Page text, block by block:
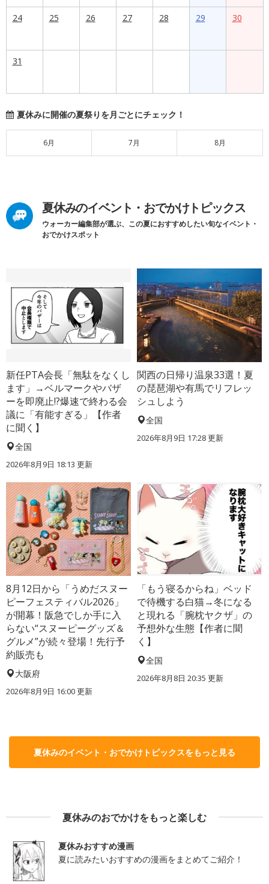
24 25 26 27 28 29 30
31
夏休みに開催の夏祭りを月ごとにチェック！
6月 7月 8月
夏休みのイベント・おでかけトピックス
ウォーカー編集部が選ぶ、この夏におすすめしたい旬なイベント・
おでかけスポット
新任PTA会長「無駄をなくし
ます」→ベルマークやバザ
ーを即廃止!?爆速で終わる会
議に「有能すぎる」【作者
に聞く】
全国
2026年8月9日 18:13 更新
関西の日帰り温泉33選！夏
の琵琶湖や有馬でリフレッ
シュしよう
全国
2026年8月9日 17:28更新
8月12日から「うめだスヌー
ピーフェスティバル2026」
が開幕！阪急でしか手に入
らない“スヌーピーグッズ＆
グルメ”が続々登場！先行予
約販売も
大阪府
2026年8月9日 16:00更新
「もう寝るからね」ベッド
で待機する白猫→冬になる
と現れる「腕枕ヤクザ」の
予想外な生態【作者に聞
く】
全国
2026年8月8日 20:35 更新
夏休みのイベント・おでかけトピックスをもっと見る
夏休みのおでかけをもっと楽しむ
夏休みおすすめ漫画
夏に読みたいおすすめの漫画をまとめてご紹介！